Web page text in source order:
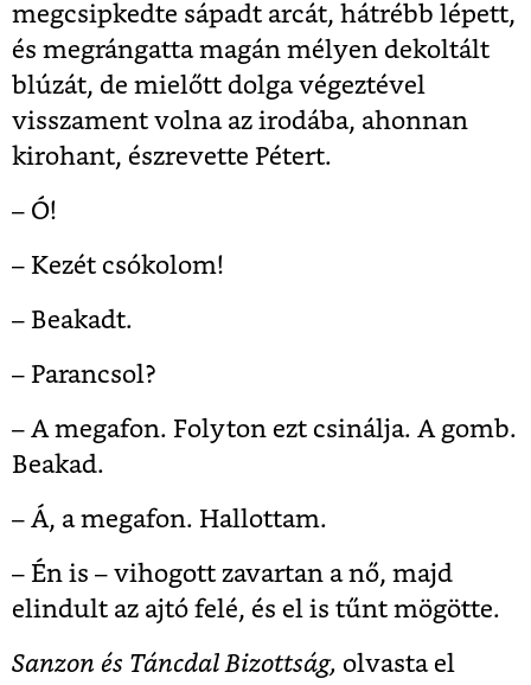
megcsipkedte sápadt arcát, hátrébb lépett,
és megrángatta magán mélyen dekoltált
blúzát, de mielőtt dolga végeztével
visszament volna az irodába, ahonnan
kirohant, észrevette Pétert.
– Ó!
– Kezét csókolom!
– Beakadt.
– Parancsol?
– A megafon. Folyton ezt csinálja. A gomb.
Beakad.
– Á, a megafon. Hallottam.
– Én is – vihogott zavartan a nő, majd
elindult az ajtó felé, és el is tűnt mögötte.
Sanzon és Táncdal Bizottság, olvasta el